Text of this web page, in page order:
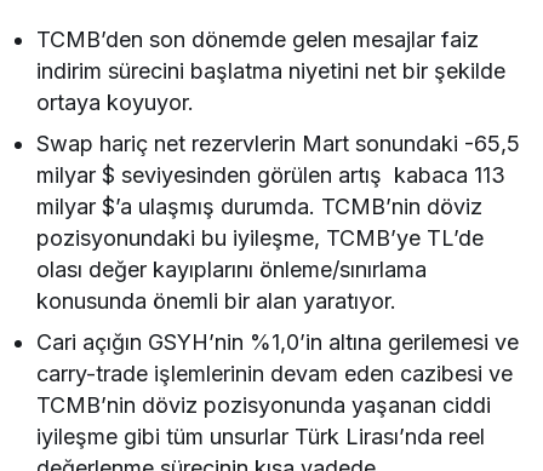
TCMB’den son dönemde gelen mesajlar faiz
indirim sürecini başlatma niyetini net bir şekilde
ortaya koyuyor.
Swap hariç net rezervlerin Mart sonundaki -65,5
milyar $ seviyesinden görülen artış kabaca 113
milyar $’a ulaşmış durumda. TCMB’nin döviz
pozisyonundaki bu iyileşme, TCMB’ye TL’de
olası değer kayıplarını önleme/sınırlama
konusunda önemli bir alan yaratıyor.
Cari açığın GSYH’nin %1,0’in altına gerilemesi ve
carry-trade işlemlerinin devam eden cazibesi ve
TCMB’nin döviz pozisyonunda yaşanan ciddi
iyileşme gibi tüm unsurlar Türk Lirası’nda reel